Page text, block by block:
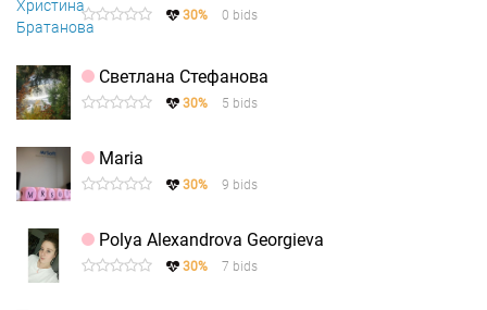
30% 0 bids
Светлана Стефанова
30% 5 bids
Maria
30% 9 bids
Polya Alexandrova Georgieva
30% 7 bids